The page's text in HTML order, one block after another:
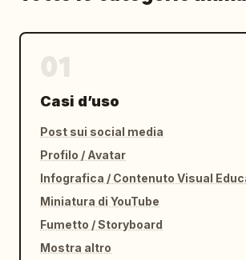
Casi d’uso
Post sui social media
Profilo / Avatar
Infografica / Contenuto Visual
Miniatura di YouTube
Fumetto / Storyboard
Mostra altro